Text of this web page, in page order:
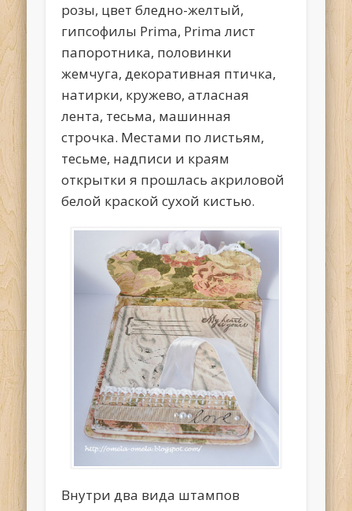
розы, цвет бледно-желтый,
гипсофилы Prima, Prima лист
папоротника, половинки
жемчуга, декоративная птичка,
натирки, кружево, атласная
лента, тесьма, машинная
строчка. Местами по листьям,
тесьме, надписи и краям
открытки я прошлась акриловой
белой краской сухой кистью.
Внутри два вида штампов